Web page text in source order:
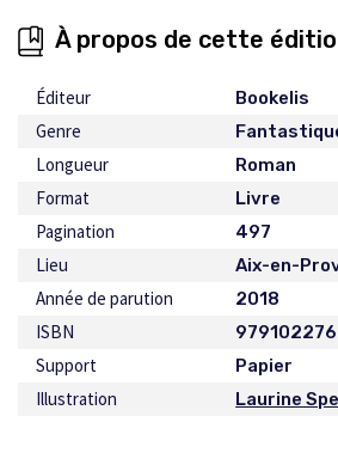
À propos de cette
Éditeur Bookelis
Genre
Longueur Roman
Format Livre
Pagination 497
Lieu Aix-en-
Année de parution 2018
ISBN
Support Papier
Illustration Laurine
Ce